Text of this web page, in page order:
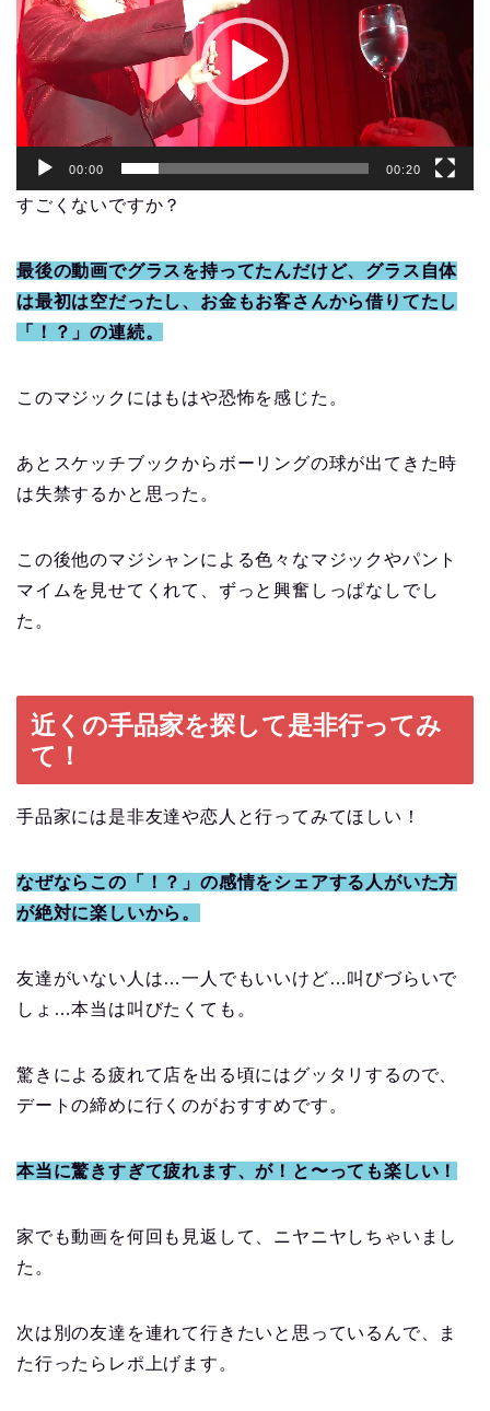
レ
ー
ヤ
ー
00:00 00:20
すごくないですか？
最後の動画でグラスを持ってたんだけど、グラス自体
は最初は空だったし、お金もお客さんから借りてたし
「！？」の連続。
このマジックにはもはや恐怖を感じた。
あとスケッチブックからボーリングの球が出てきた時
は失禁するかと思った。
この後他のマジシャンによる色々なマジックやパント
マイムを見せてくれて、ずっと興奮しっぱなしでし
た。
近くの手品家を探して是非行ってみ
て！
手品家には是非友達や恋人と行ってみてほしい！
なぜならこの「！？」の感情をシェアする人がいた方
が絶対に楽しいから。
友達がいない人は…一人でもいいけど…叫びづらいで
しょ…本当は叫びたくても。
驚きによる疲れて店を出る頃にはグッタリするので、
デートの締めに行くのがおすすめです。
本当に驚きすぎて疲れます、が！と〜っても楽しい！
家でも動画を何回も見返して、ニヤニヤしちゃいまし
た。
次は別の友達を連れて行きたいと思っているんで、ま
た行ったらレポ上げます。